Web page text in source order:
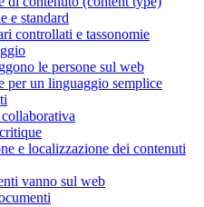
e standard
controllati e tassonomie
le persone sul web
per un linguaggio semplice
e localizzazione dei contenuti
vanno sul web